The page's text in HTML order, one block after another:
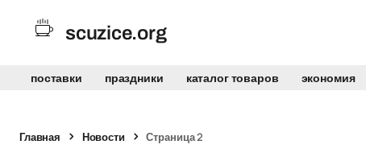
scuzice.org
поставки праздники каталог товаров экономия
Главная Новости Страница 2